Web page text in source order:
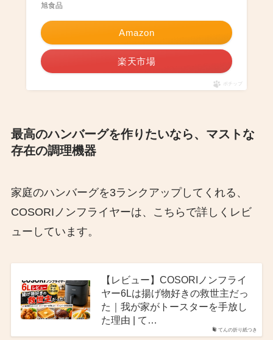
旭食品
Amazon
楽天市場
ポチップ
最高のハンバーグを作りたいなら、マストな
存在の調理機器
家庭のハンバーグを3ランクアップしてくれる、
COSORIノンフライヤーは、こちらで詳しくレビ
ューしています。
てんの折り紙つき
【レビュー】COSORIノンフライ
ヤー6Lは揚げ物好きの救世主だっ
た｜我が家がトースターを手放し
た理由 | て…